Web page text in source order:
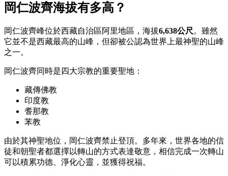
岡仁波齊海拔有多高？
岡仁波齊峰位於西藏自治區阿里地區，海拔6,638公尺 。雖然
它並不是西藏最高的山峰，但卻被公認為世界上最神聖的山峰
之一。
岡仁波齊同時是四大宗教的重要聖地：
藏傳佛教
印度教
耆那教
苯教
由於其神聖地位，岡仁波齊禁止登頂。多年來，世界各地的信
徒和朝聖者都選擇以轉山的方式表達敬意，相信完成一次轉山
可以積累功德、淨化心靈，並獲得祝福。